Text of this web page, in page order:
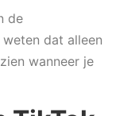
de
dat alleen
wanneer je